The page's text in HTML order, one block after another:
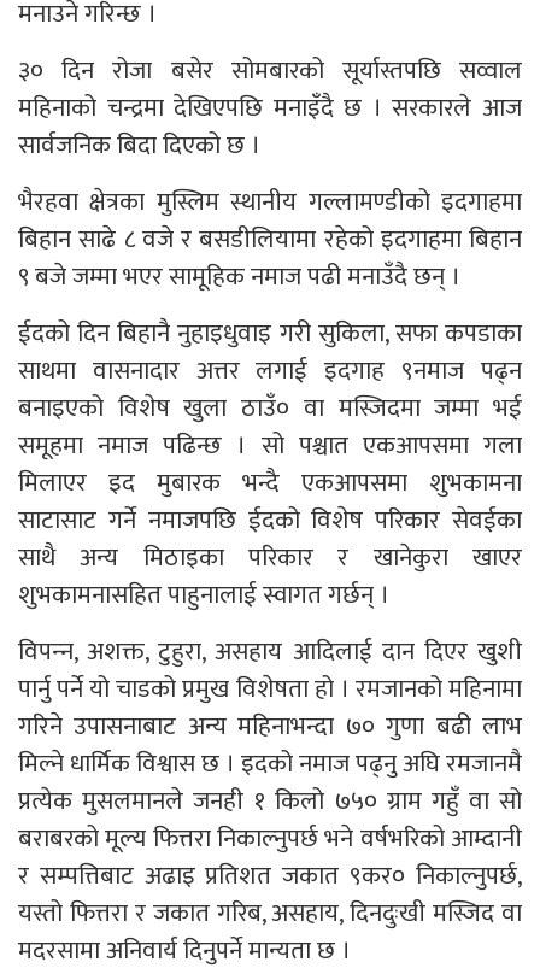
मनाउने गरिन्छ ।
३० दिन रोजा बसेर सोमबारको सूर्यास्तपछि सव्वाल
महिनाको चन्द्रमा देखिएपछि मनाइँदै छ । सरकारले आज
सार्वजनिक बिदा दिएको छ ।
भैरहवा क्षेत्रका मुस्लिम स्थानीय गल्लामण्डीको इदगाहमा
बिहान साढे ८ वजे र बसडीलियामा रहेको इदगाहमा बिहान
९ बजे जम्मा भएर सामूहिक नमाज पढी मनाउँदै छन् ।
ईदको दिन बिहानै नुहाइधुवाइ गरी सुकिला, सफा कपडाका
साथमा वासनादार अत्तर लगाई इदगाह ९नमाज पढ्न
बनाइएको विशेष खुला ठाउँ० वा मस्जिदमा जम्मा भई
समूहमा नमाज पढिन्छ । सो पश्चात एकआपसमा गला
मिलाएर इद मुबारक भन्दै एकआपसमा शुभकामना
साटासाट गर्ने नमाजपछि ईदको विशेष परिकार सेवईका
साथै अन्य मिठाइका परिकार र खानेकुरा खाएर
शुभकामनासहित पाहुनालाई स्वागत गर्छन् ।
विपन्‍न, अशक्त, टुहुरा, असहाय आदिलाई दान दिएर खुशी
पार्नु पर्ने यो चाडको प्रमुख विशेषता हो । रमजानको महिनामा
गरिने उपासनाबाट अन्य महिनाभन्दा ७० गुणा बढी लाभ
मिल्ने धार्मिक विश्वास छ । इदको नमाज पढ्नु अघि रमजानमै
प्रत्येक मुसलमानले जनही १ किलो ७५० ग्राम गहुँ वा सो
बराबरको मूल्य फित्तरा निकाल्नुपर्छ भने वर्षभरिको आम्दानी
र सम्पत्तिबाट अढाइ प्रतिशत जकात ९कर० निकाल्नुपर्छ,
यस्तो फित्तरा र जकात गरिब, असहाय, दिनदुःखी मस्जिद वा
मदरसामा अनिवार्य दिनुपर्ने मान्यता छ ।